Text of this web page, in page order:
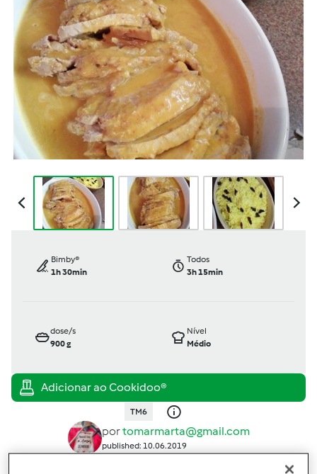
Bimby®
1h 30min
Todos
3h 15min
dose/s
900g
Nível
Médio
TM6
portomarmarta@gmail.com
published: 10.06.2019